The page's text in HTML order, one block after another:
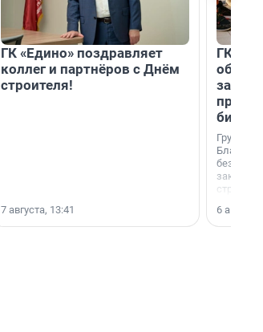
ГК «Едино» поздравляет
коллег и партнёров с Днём
строителя!
7 августа, 13:41
ГК
Группа
6